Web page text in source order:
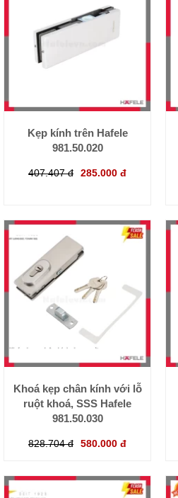
Kẹp kính trên Hafele
981.50.020
407.407 đ 285.000 đ
Khoá kẹp chân kính với lỗ
ruột khoá, SSS Hafele
981.50.030
828.704 đ 580.000 đ